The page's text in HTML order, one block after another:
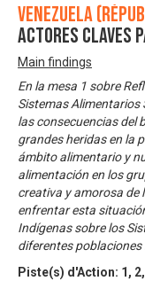
Venezuela
Actores Claves
Main findings
En la mesa 1 sobre
Sistemas Alimentarios
las consecuencias del
grandes heridas en la
ámbito alimentario y
alimentación en los
creativa y amorosa de
enfrentar esta
Indígenas sobre los
diferentes poblaciones
Piste(s) d'Action: 1 , 2,